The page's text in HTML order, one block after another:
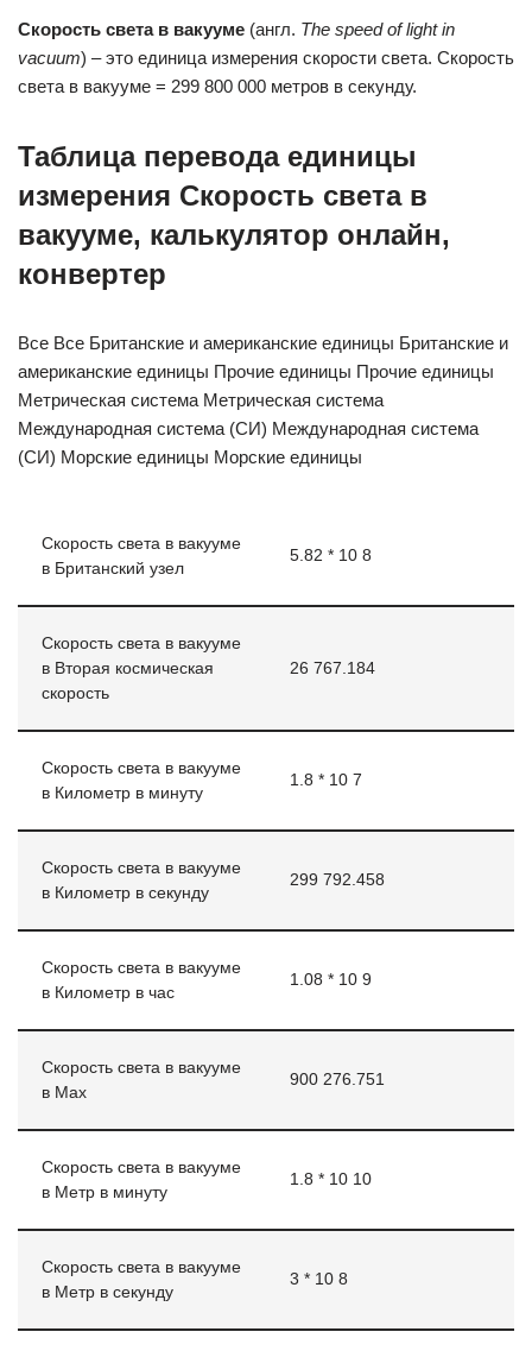
Скорость света в вакууме (англ. The speed of light in
vacuum) – это единица измерения скорости света. Скорость
света в вакууме = 299 800 000 метров в секунду.
Таблица перевода единицы
измерения Скорость света в
вакууме, калькулятор онлайн,
конвертер
Все Все Британские и американские единицы Британские и
американские единицы Прочие единицы Прочие единицы
Метрическая система Метрическая система
Международная система (СИ) Международная система
(СИ) Морские единицы Морские единицы
Скорость света в вакууме
в Британский узел
5.82 * 10 8
Скорость света в вакууме
в Вторая космическая
скорость
26 767.184
Скорость света в вакууме
в Километр в минуту
1.8 * 10 7
Скорость света в вакууме
в Километр в секунду
299 792.458
Скорость света в вакууме
в Километр в час
1.08 * 10 9
Скорость света в вакууме
в Мах
900 276.751
Скорость света в вакууме
в Метр в минуту
1.8 * 10 10
Скорость света в вакууме
в Метр в секунду
3 * 10 8